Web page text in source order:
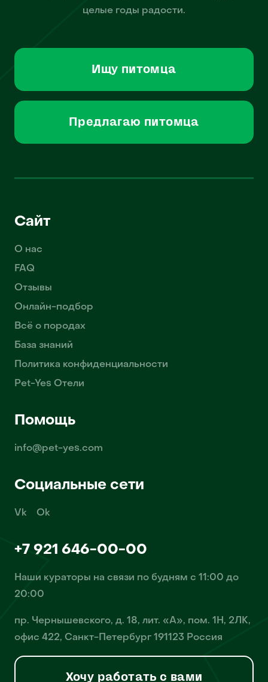
целые годы радости.
Ищу питомца
Предлагаю питомца
Сайт
О нас
FAQ
Отзывы
Онлайн-подбор
Всё о породах
База знаний
Политика конфиденциальности
Pet-Yes Отели
Помощь
info@pet-yes.com
Социальные сети
Vk Ok
+7 921 646-00-00
Наши кураторы на связи по будням с 11:00 до
20:00
пр. Чернышевского, д. 18, лит. «А», пом. 1Н, 2ЛК,
офис 422, Санкт-Петербург 191123 Россия
Хочу работать с вами